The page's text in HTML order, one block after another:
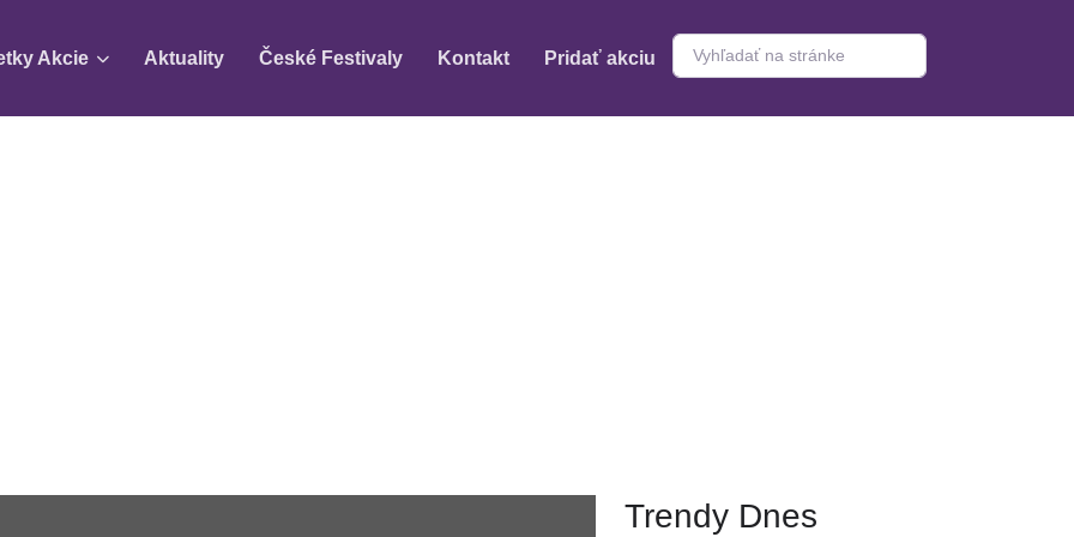
Akcie Aktuality České Festivaly Kontakt Pridať akciu
Trendy Dnes